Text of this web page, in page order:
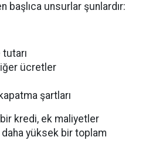
başlıca unsurlar şunlardır:
ücretler
şartları
kredi, ek maliyetler
yüksek bir toplam